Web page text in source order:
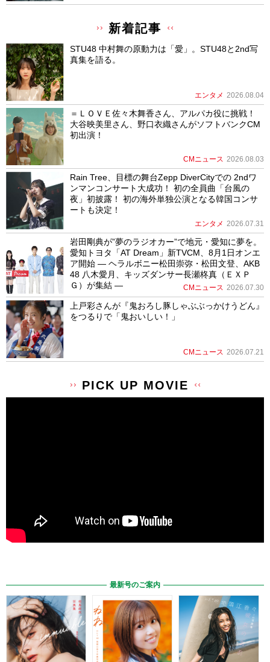
新着記事
STU48 中村舞の原動力は「愛」。STU48と2nd写
真集を語る。
エンタメ 2026.08.04
＝ＬＯＶＥ佐々木舞香さん、アルパカ役に挑戦！
大谷映美里さん、野口衣織さんがソフトバンクCM
初出演！
CMニュース 2026.08.03
Rain Tree、目標の舞台Zepp DiverCityでの 2ndワ
ンマンコンサート大成功！ 初の全員曲「台風の
夜」初披露！ 初の海外単独公演となる韓国コンサ
ートも決定！
エンタメ 2026.07.31
岩田剛典が”夢のラジオカー”で地元・愛知に夢を。
愛知トヨタ「AT Dream」新TVCM、8月1日オンエ
ア開始 ― ヘラルボニー松田崇弥・松田文登、AKB
48 八木愛月、キッズダンサー長瀬柊真（ＥＸＰ
Ｇ）が集結 ―
CMニュース 2026.07.30
上戸彩さんが『鬼おろし豚しゃぶぶっかけうどん』
をつるりで「鬼おいしい！」
CMニュース 2026.07.21
PICK UP MOVIE
最新号のご案内